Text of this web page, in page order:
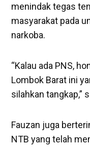
menindak tegas
masyarakat pada
narkoba.
“Kalau ada PNS,
Lombok Barat ini
silahkan tangkap,”
Fauzan juga
NTB yang telah